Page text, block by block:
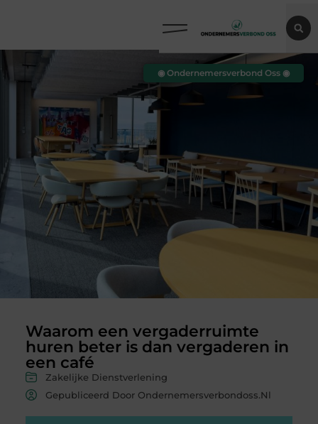
Waarom een vergaderruimte
huren beter is dan vergaderen in
een café
Zakelijke Dienstverlening
Gepubliceerd Door Ondernemersverbondoss.nl
◉ Ondernemersverbond Oss ◉